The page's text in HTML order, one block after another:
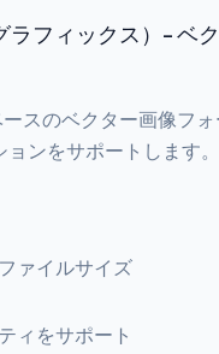
ラフィックス）- ベ
スのベクター画像フォ
ンをサポートします。
ァイルサイズ
ィをサポート